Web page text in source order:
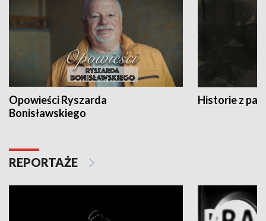
Opowieści Ryszarda
Bonisławskiego
Historie z
REPORTAŻE